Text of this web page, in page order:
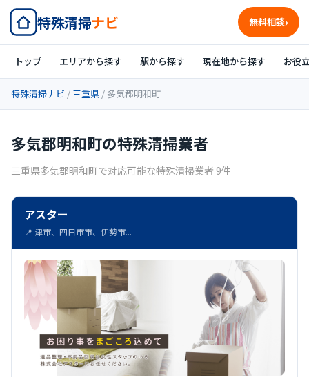
特殊清掃ナビ 無料相談
トップ エリアから探す 駅から探す 現在地から探す お役
特殊清掃ナビ /三重県 / 多気郡明和町
多気郡明和町の特殊清掃業者
三重県多気郡明和町で対応可能な特殊清掃業者 9件
アスター
📍 津市、四日市市、伊勢市...